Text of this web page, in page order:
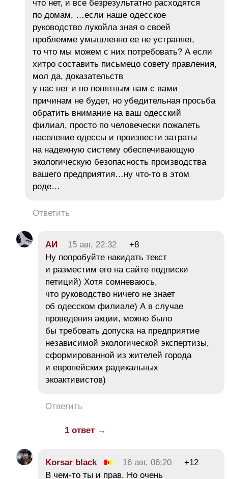
что нет, и все безрезультатно расходятся
по домам, …если наше одесское
руководство лукойла зная о своей
проблемме умышленно ее не устраняет,
то что мы можем с них потребовать? А если
хитро составить письмецо совету правления,
мол да, доказательств
у нас нет и по понятным нам с вами
причинам не будет, но убедительная просьба
обратить внимание на ваш одесский
филиал, просто по человечески пожалеть
население одессы и произвести затраты
на надежную систему обеспечивающую
экологическую безопасность производства
вашего предприятия…ну что-то в этом
роде…
Ответить
АИ 15 авг, 22:32
+8
Ну попробуйте накидать текст
и разместим его на сайте подписки
петиций) Хотя сомневаюсь,
что руководство ничего не знает
об одесском филиале) А в случае
проведения акции, можно было
бы требовать допуска на предприятие
независимой экологической экспертизы,
сформированной из жителей города
и европейских радикальных
экоактивистов)
Ответить
1 ответ →
Korsar black 16 авг, 06:20
+12
В чем-то ты и прав. Но очень